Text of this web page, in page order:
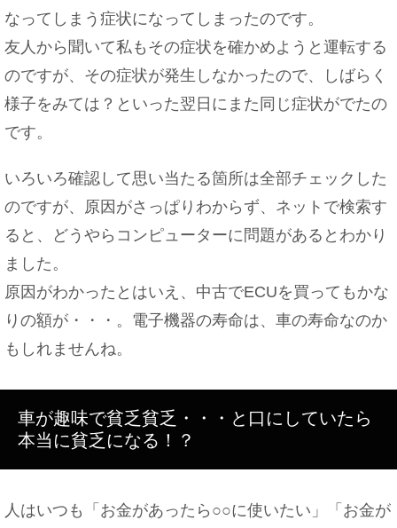
なってしまう症状になってしまったのです。
友人から聞いて私もその症状を確かめようと運転する
のですが、その症状が発生しなかったので、しばらく
様子をみては？といった翌日にまた同じ症状がでたの
です。
いろいろ確認して思い当たる箇所は全部チェックした
のですが、原因がさっぱりわからず、ネットで検索す
ると、どうやらコンピューターに問題があるとわかり
ました。
原因がわかったとはいえ、中古でECUを買ってもかな
りの額が・・・。電子機器の寿命は、車の寿命なのか
もしれませんね。
車が趣味で貧乏貧乏・・・と口にしていたら
本当に貧乏になる！？
人はいつも「お金があったら○○に使いたい」「お金が